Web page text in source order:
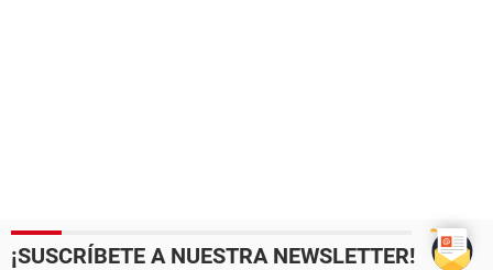
¡SUSCRÍBETE A NUESTRA NEWSLETTER!